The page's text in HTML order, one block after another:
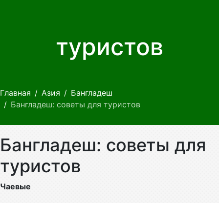
туристов
Главная Азия
Бангладеш
Бангладеш: советы для туристов
Бангладеш: советы для
туристов
Чаевые